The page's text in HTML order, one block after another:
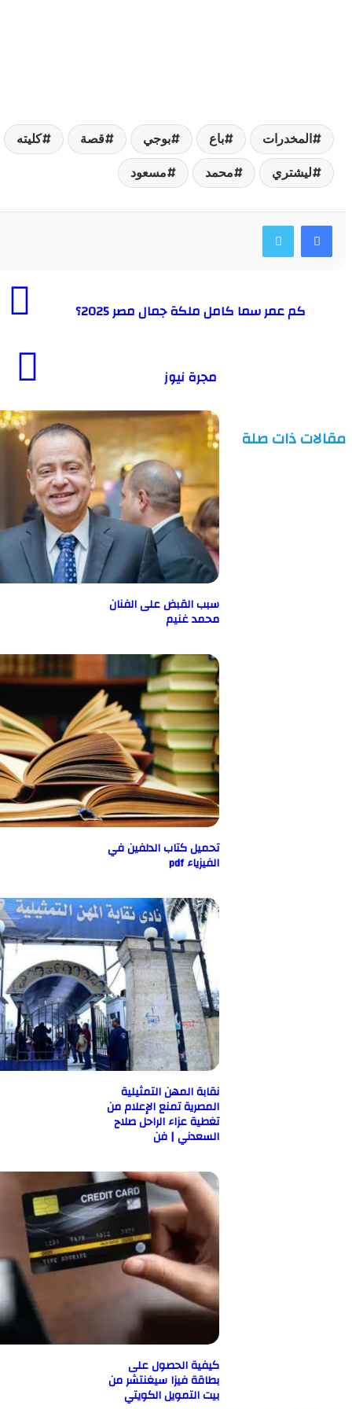
باع بوجي قصة كليته
محمد مسعود
كم عمر سما كامل ملكة جمال مصر 2025؟
مجرة نيوز
ذات صلة
سبب القبض على الفنان
محمد غنيم
تحميل كتاب الدلفين في
نقابة المهن التمثيلية
المصرية تمنع الإعلام من
تغطية عزاء الراحل صلاح
السعدني | فن
كيفية الحصول على
بطاقة فيزا سيغنتشر من
بيت التمويل الكويتي